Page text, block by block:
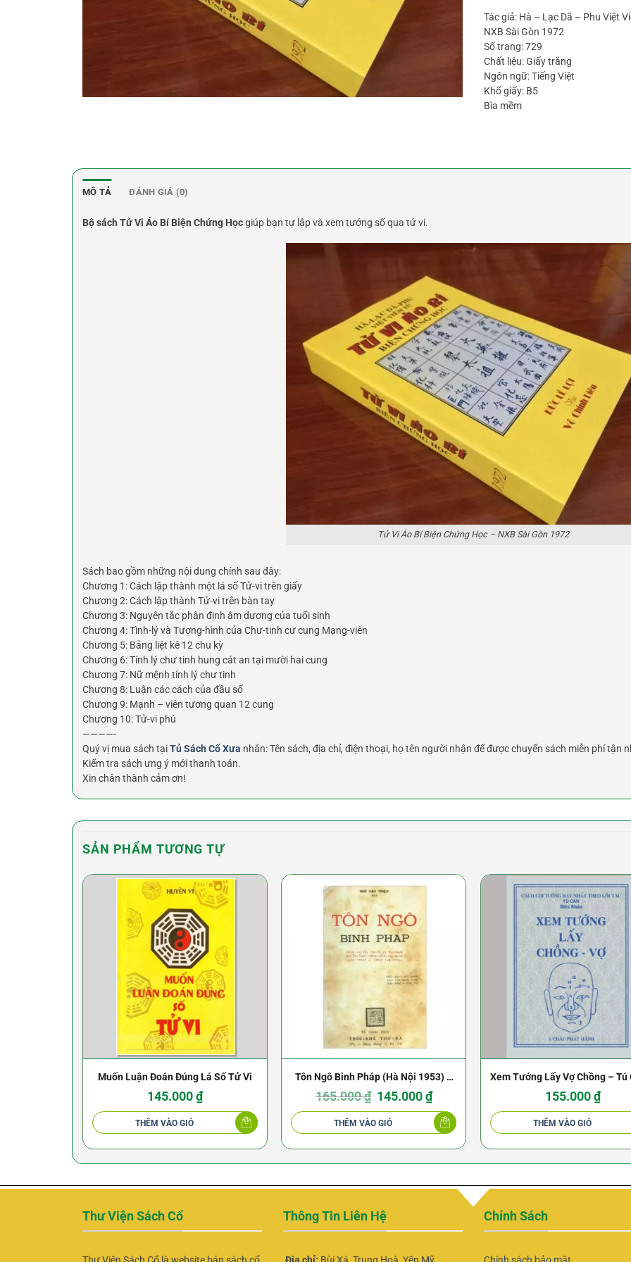
Tác giả: Hà – Lạc Dã – Phu Việt
NXB Sài Gòn 1972
Số trang: 729
Chất liệu: Giấy trắng
Ngôn ngữ: Tiếng Việt
Khổ giấy: B5
Bìa mềm
MÔ TẢ ĐÁNH GIÁ (0)
Bộ sách Tử Vi Áo Bí Biện Chứng Họcgiúp bạn tự lập và xem tướng số qua tử vi.
Tử Vi Áo Bí Biện Chứng Học – NXB Sài Gòn 1972
Sách bao gồm những nội dung chính sau đây:
Chương 1: Cách lập thành một lá số Tử-vi trên giấy
Chương 2: Cách lập thành Tử-vi trên bàn tay
Chương 3: Nguyên tắc phân định âm dương của tuổi sinh
Chương 4: Tình-lý và Tượng-hình của Chư-tinh cư cung Mạng-viên
Chương 5: Bảng liệt kê 12 chu kỳ
Chương 6: Tính lý chư tinh hung cát an tại mười hai cung
Chương 7: Nữ mệnh tính lý chư tinh
Chương 8: Luận các cách của đầu số
Chương 9: Mạnh – viên tương quan 12 cung
Chương 10: Tử-vi phú
————-
Quý vị mua sách tạiTủ Sách Cổ Xưa nhắn: Tên sách, địa chỉ, điện thoại, họ tên người nhận để được chuyển sách miễn phí tận
Kiểm tra sách ưng ý mới thanh toán.
Xin chân thành cảm ơn!
SẢN PHẨM TƯƠNG TỰ
Muốn Luận Đoán Đúng Lá Số Tử Vi
145.000₫
THÊM VÀO GIỎ
Tôn Ngô Binh Pháp (Hà Nội 1953) –
Ngô Văn Triện
165.000₫
Giá
gốc
là:
165.000 ₫.
145.000₫Giá
hiện
tại
là:
145.000 ₫.
THÊM VÀO GIỎ
Xem Tướng Lấy Vợ Chồng – Tú
1970
155.000₫
THÊM VÀO GIỎ
Thư Viện Sách Cổ Thông Tin Liên Hệ Chính Sách